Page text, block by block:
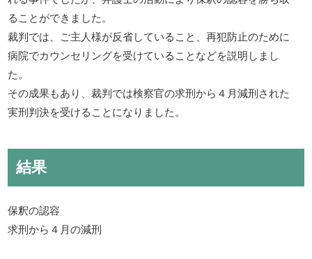
ることができました。
裁判では、ご主人様が反省していること、再犯防止のために
病院でカウンセリングを受けていることなどを説明しまし
た。
その成果もあり、裁判では検察官の求刑から４月減刑された
実刑判決を受けることになりました。
結果
保釈の認容
求刑から４月の減刑